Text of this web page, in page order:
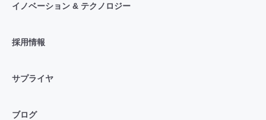
イノベーション & テクノロジー
採用情報
サプライヤ
ブログ